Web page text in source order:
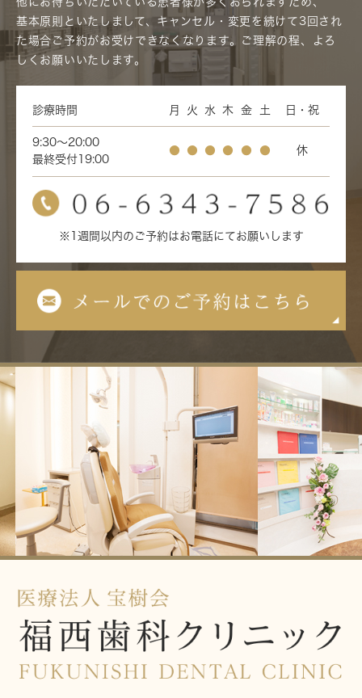
基本原則といたしまして、キャンセル・変更を続けて3回され
た場合ご予約がお受けできなくなります。ご理解の程、よろ
しくお願いいたします。
診療時間 月 火 水 木 金 土 日・祝
9:30～20:00
最終受付19:00
● ● ● ● ● ● 休
※1週間以内のご予約はお電話にてお願いします